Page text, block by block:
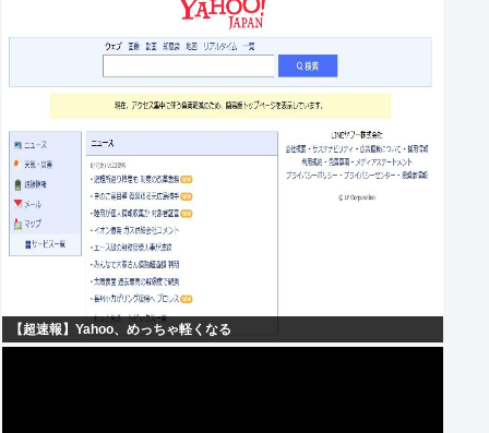
【超速報】Yahoo、めっちゃ軽くなる